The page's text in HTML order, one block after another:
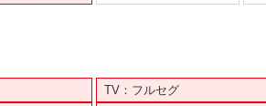
TV：フルセグ